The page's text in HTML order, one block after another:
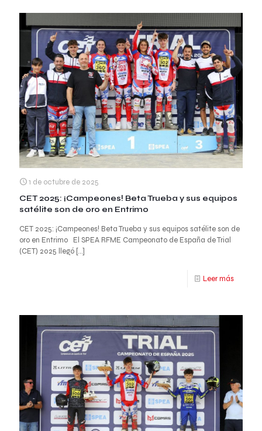
1 de octubre de 2025
CET 2025: ¡Campeones! Beta Trueba y sus equipos
satélite son de oro en Entrimo
CET 2025: ¡Campeones! Beta Trueba y sus equipos satélite son de
oro en Entrimo El SPEA RFME Campeonato de España de Trial
(CET) 2025 llegó […]
Leer más